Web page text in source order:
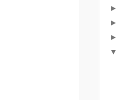
►
►
►
▼